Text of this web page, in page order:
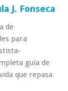
J. Fonseca
de
para
guía de
que repasa